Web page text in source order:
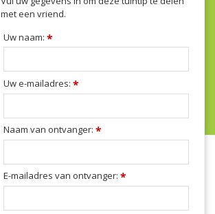
met een vriend.
Uw naam: *
Uw e-mailadres: *
Naam van ontvanger: *
E-mailadres van ontvanger: *